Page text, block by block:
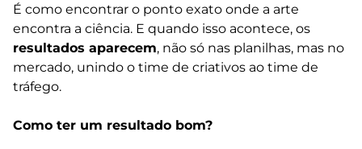
É como encontrar o ponto exato onde a arte
encontra a ciência. E quando isso acontece, os
resultados aparecem, não só nas planilhas, mas no
mercado, unindo o time de criativos ao time de
tráfego.
Como ter um resultado bom?